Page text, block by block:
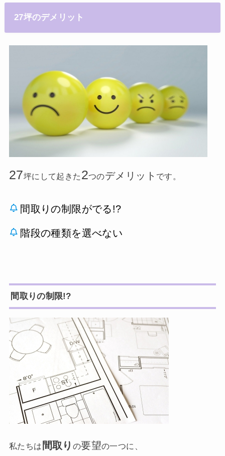
27坪のデメリット
27坪にして起きた 2つのデメリット です。
間取りの制限がでる!?
階段の種類を選べない
間取りの制限!?
私たちは 間取 り の要望の一つに、